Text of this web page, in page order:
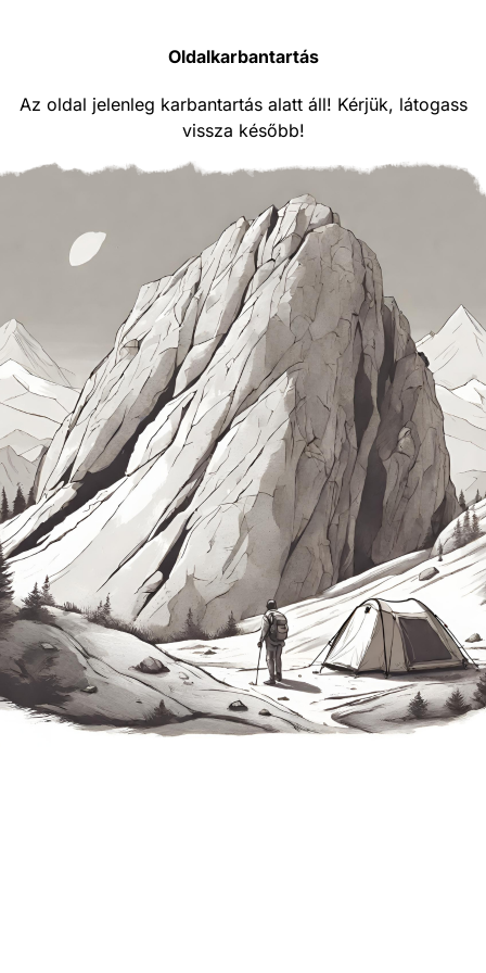
Oldalkarbantartás
Az oldal jelenleg karbantartás alatt áll! Kérjük, látogass
vissza később!